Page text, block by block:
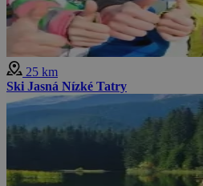
25 km
Ski Jasná Nízké Tatry